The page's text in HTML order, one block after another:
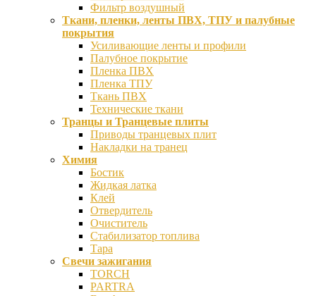
Фильтр воздушный
Ткани, пленки, ленты ПВХ, ТПУ и палубные
покрытия
Усиливающие ленты и профили
Палубное покрытие
Пленка ПВХ
Пленка ТПУ
Ткань ПВХ
Технические ткани
Транцы и Транцевые плиты
Приводы транцевых плит
Накладки на транец
Химия
Бостик
Жидкая латка
Клей
Отвердитель
Очиститель
Стабилизатор топлива
Тара
Свечи зажигания
TORCH
PARTRA